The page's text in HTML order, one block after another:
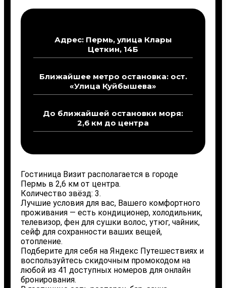
Адрес: Пермь, улица Клары
Цеткин, 14Б
Ближайшее метро остановка: ост.
«Улица Куйбышева»
До ближайшей остановки моря:
2,6 км до центра
Гостиница Визит располагается в городе
Пермь в 2,6 км от центра.
Количество звёзд: 3.
Лучшие условия для вас, Вашего комфортного
проживания — есть кондиционер, холодильник,
телевизор, фен для сушки волос, утюг, чайник,
сейф для сохранности ваших вещей,
отопление.
Подберите для себя на Яндекс Путешествиях и
воспользуйтесь скидочным промокодом на
любой из 41 доступных номеров для онлайн
бронирования.